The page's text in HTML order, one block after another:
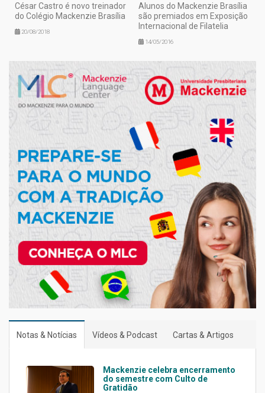
César Castro é novo treinador
do Colégio Mackenzie Brasília
20/08/2018
Alunos do Mackenzie Brasília
são premiados em Exposição
Internacional de Filatelia
14/05/2016
Notas & Notícias Vídeos & Podcast Cartas & Artigos
Mackenzie celebra encerramento
do semestre com Culto de
Gratidão